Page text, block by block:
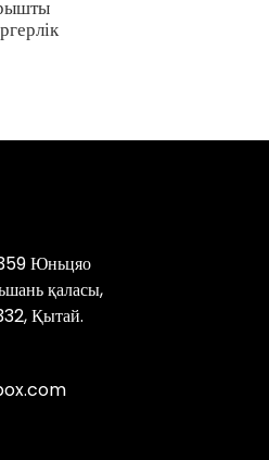
Юньцяо
қаласы,
Қытай.